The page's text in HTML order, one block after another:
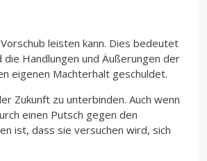
leisten kann. Dies bedeutet
Handlungen und Äußerungen der
eigenen Machterhalt geschuldet.
Zukunft zu unterbinden. Auch wenn
einen Putsch gegen den
ist, dass sie versuchen wird, sich